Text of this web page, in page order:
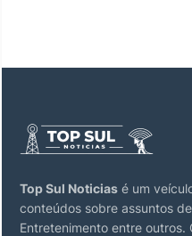
Top Sul Noticias é um
conteúdos sobre assuntos
Entretenimento entre